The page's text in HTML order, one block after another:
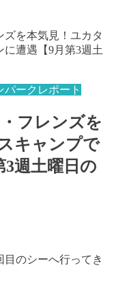
を本気見！ユカタ
遭遇【9月第3週土
パークレポート
フレンズを
キャンプで
週土曜日の
のシーへ行ってき